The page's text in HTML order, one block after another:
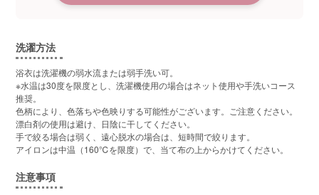
洗濯方法
浴衣は洗濯機の弱水流または弱手洗い可。
※水温は30度を限度とし、洗濯機使用の場合はネット使用や手洗いコース
推奨。
色柄により、色落ちや色映りする可能性がございます。ご注意ください。
漂白剤の使用は避け、日陰に干してください。
手で絞る場合は弱く、遠心脱水の場合は、短時間で絞ります。
アイロンは中温（160℃を限度）で、当て布の上からかけてください。
注意事項